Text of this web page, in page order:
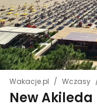
Wakacje.pl Wczasy
New Akileda